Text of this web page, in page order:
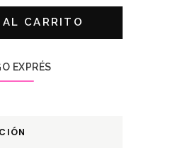
CARRITO
EXPRÉS